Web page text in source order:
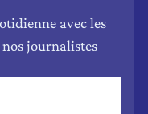
avec les
nos journalistes